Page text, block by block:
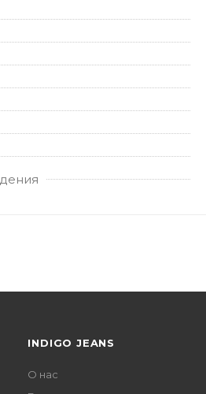
INDIGO JEANS
О нас